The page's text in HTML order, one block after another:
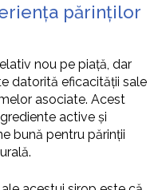
părinților
nou pe piață, dar
datorită eficacității sale
asociate. Acest
active și
bună pentru părinții